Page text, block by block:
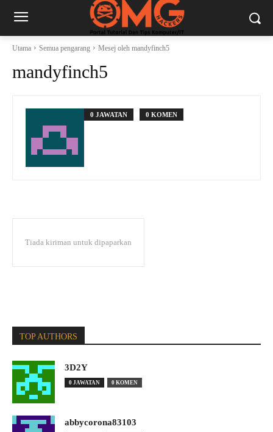
Utama Semua pengarang Mesej oleh mandyfinch5
mandyfinch5
0 JAWATAN 0 KOMEN
Tiada kiriman untuk dipaparkan
TOP AUTHORS
3D2Y
0 JAWATAN 0 KOMEN
abbycorona83103